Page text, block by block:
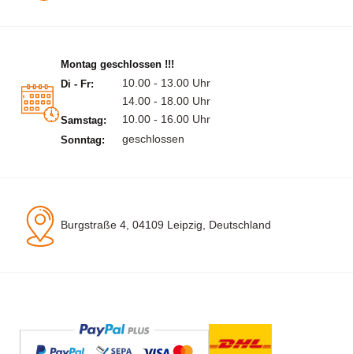
Montag geschlossen !!!
Di - Fr:
10.00 - 13.00 Uhr
14.00 - 18.00 Uhr
Samstag: 10.00 - 16.00 Uhr
Sonntag: geschlossen
Burgstraße 4, 04109 Leipzig, Deutschland